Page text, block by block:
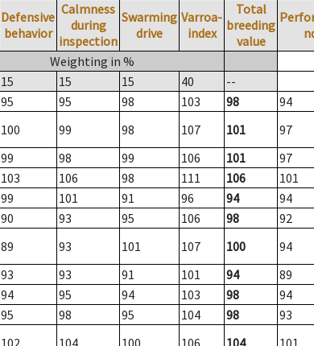
Defensive
behavior
Calmness
during
inspection
Swarming
drive
Varroa-
index
Total
breeding
value
Weighting in %
15 15 15 40
--
95 95 98 103 98
94
100 99 98 107 101
97
99 98 99 106 101
97
103 106 98 111 106
101
99 101 91 96 94
94
90 93 95 106 98
92
89 93 101 107 100
94
93 93 91 101 94
89
94 95 94 103 98
94
95 98 95 104 98
93